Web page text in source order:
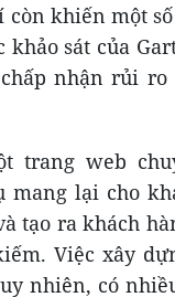
khiến một
sát của
nhận rủi
trang web
lại cho
tạo ra khách
Việc xây
nhiên, có